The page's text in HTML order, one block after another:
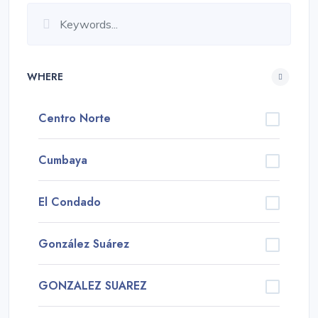
WHERE
Centro Norte
Cumbaya
El Condado
González Suárez
GONZALEZ SUAREZ